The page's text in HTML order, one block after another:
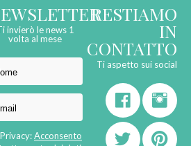
invierò le news 1
volta al mese
Privacy:Acconsento
RESTIAMO
IN
CONTATTO
Ti aspetto sui social